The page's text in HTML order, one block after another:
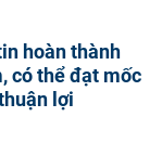
hoàn thành
có thể đạt mốc
lợi